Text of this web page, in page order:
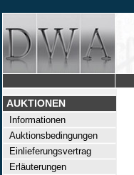
AUKTIONEN
Informationen
Auktionsbedingungen
Einlieferungsvertrag
Erläuterungen